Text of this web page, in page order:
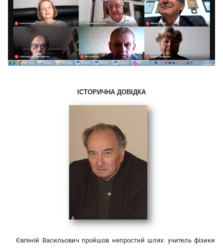
ІСТОРИЧНА ДОВІДКА
Євгеній Васильович пройшов непростий шлях: учитель фізики